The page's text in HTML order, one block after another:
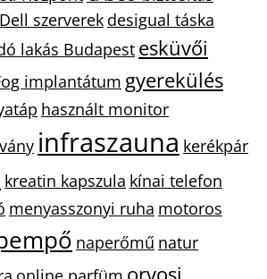
Dell szerverek desigual táska
lakás Budapest esküvői
implantátum gyerekülés
használt monitor
infraszauna kerékpár
kreatin kapszula kínai telefon
menyasszonyi ruha motoros
naperőmű natur